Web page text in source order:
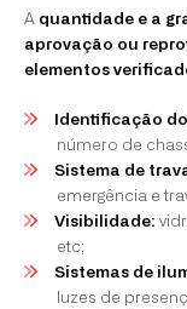
A quantidade e a
aprovação ou
elementos
Identificação
número de
Sistema de
emergência e
Visibilidade:
etc;
Sistemas de
luzes de